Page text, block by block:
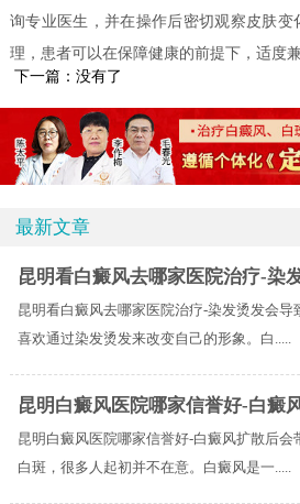
询专业医生，并在操作后密切观察皮肤变
理，患者可以在保障健康的前提下，适度
下一篇：没有了
最新文章
昆明看白癜风去哪家医院治疗-染
昆明看白癜风去哪家医院治疗-染发烫发会
喜欢通过染发烫发来改变自己的形象。白.....
昆明白癜风医院哪家信誉好-白癜
昆明白癜风医院哪家信誉好-白癜风扩散后
白斑，很多人起初并不在意。白癜风是一.....